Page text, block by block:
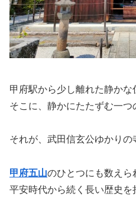
甲府駅から少し離れた静かな
そこに、静かにたたずむ一つ
それが、武田信玄公ゆかりの
甲府五山のひとつにも数えら
平安時代から続く長い歴史を